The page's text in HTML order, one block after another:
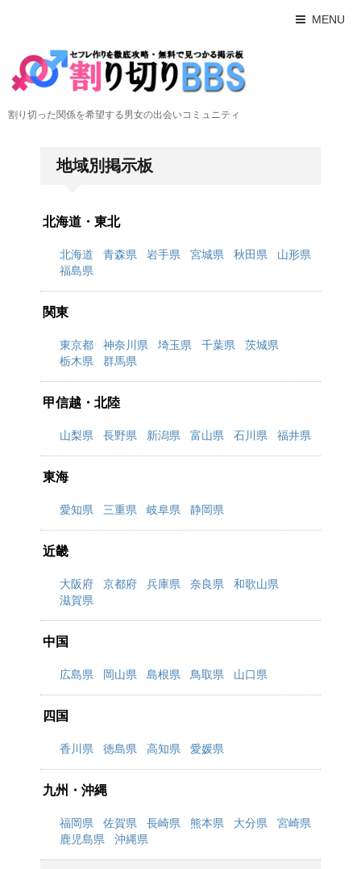
MENU
割り切った関係を希望する男女の出会いコミュニティ
地域別掲示板
北海道・東北
北海道 青森県 岩手県 宮城県 秋田県
山形県
福島県
関東
東京都 神奈川県 埼玉県 千葉県
茨城県
栃木県
群馬県
甲信越・北陸
山梨県 長野県 新潟県 富山県 石川県 福井県
東海
愛知県 三重県 岐阜県 静岡県
近畿
大阪府 京都府 兵庫県 奈良県
和歌山県
滋賀県
中国
広島県 岡山県 島根県 鳥取県 山口県
四国
香川県 徳島県 高知県 愛媛県
九州・沖縄
福岡県 佐賀県 長崎県 熊本県 大分県
宮崎県
鹿児島県
沖縄県